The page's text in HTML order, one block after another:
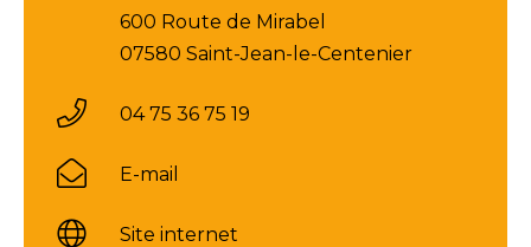
600 Route de Mirabel
07580 Saint-Jean-le-Centenier
04 75 36 75 19
E-mail
Site internet